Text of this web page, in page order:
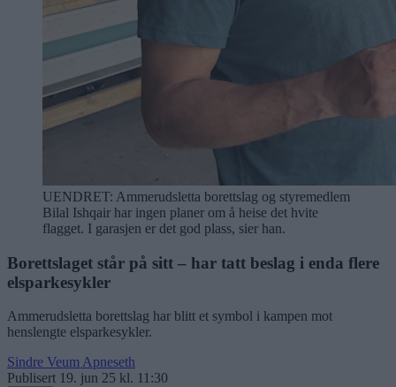
UENDRET: Ammerudsletta borettslag og styremedlem
Bilal Ishqair har ingen planer om å heise det hvite
flagget. I garasjen er det god plass, sier han.
Borettslaget står på sitt – har tatt beslag i enda flere
elsparkesykler
Ammerudsletta borettslag har blitt et symbol i kampen mot
henslengte elsparkesykler.
Sindre Veum Apneseth
Publisert 19. jun 25 kl. 11:30